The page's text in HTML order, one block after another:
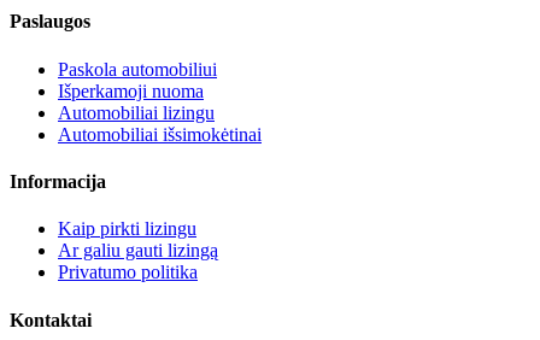
Paslaugos
Paskola automobiliui
Išperkamoji nuoma
Automobiliai lizingu
Automobiliai išsimokėtinai
Informacija
Kaip pirkti lizingu
Ar galiu gauti lizingą
Privatumo politika
Kontaktai